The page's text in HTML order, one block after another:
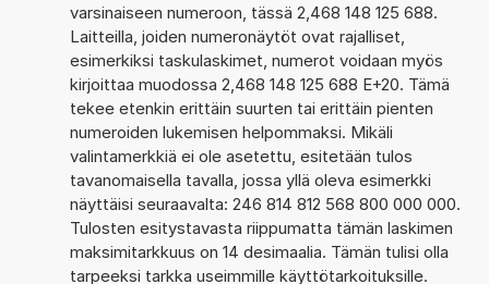
varsinaiseen numeroon, tässä 2,468 148 125 688.
Laitteilla, joiden numeronäytöt ovat rajalliset,
esimerkiksi taskulaskimet, numerot voidaan myös
kirjoittaa muodossa 2,468 148 125 688 E+20. Tämä
tekee etenkin erittäin suurten tai erittäin pienten
numeroiden lukemisen helpommaksi. Mikäli
valintamerkkiä ei ole asetettu, esitetään tulos
tavanomaisella tavalla, jossa yllä oleva esimerkki
näyttäisi seuraavalta: 246 814 812 568 800 000 000.
Tulosten esitystavasta riippumatta tämän laskimen
maksimitarkkuus on 14 desimaalia. Tämän tulisi olla
tarpeeksi tarkka useimmille käyttötarkoituksille.